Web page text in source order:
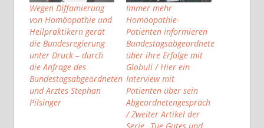
Wegen Diffamierung
von Homöopathie und
Heilpraktikern gerät
die Bundesregierung
unter Druck – durch
die Anfrage des
Bundestagsabgeordneten
und Arztes Stephan
Pilsinger
Immer mehr
Homöopathie-
Patienten informieren
Bundestagsabgeordnete
über ihre Erfolge mit
Globuli / Hier ein
Interview mit
Patienten über sein
Abgeordnetengespräch
/ Zweiter Artikel der
Serie „Tue Gutes und